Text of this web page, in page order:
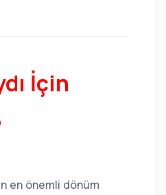
İçin
en önemli dönüm